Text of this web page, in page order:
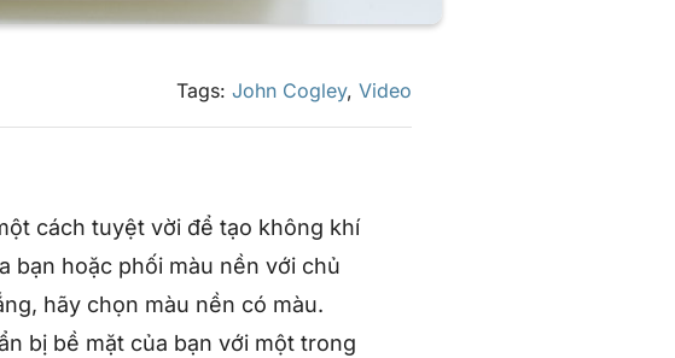
Tags: John Cogley, Video
cách tuyệt vời để tạo không khí
bạn hoặc phối màu nền với chủ
hãy chọn màu nền có màu.
bị bề mặt của bạn với một trong